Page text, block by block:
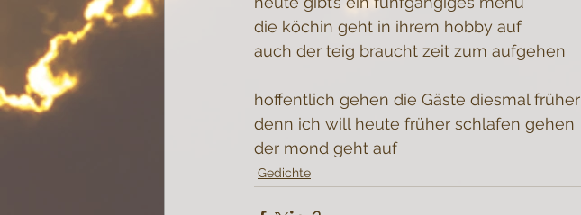
die köchin geht in ihrem hobby auf
auch der teig braucht zeit zum aufgehen
hoffentlich gehen die Gäste diesmal früher
denn ich will heute früher schlafen gehen
der mond geht auf
Gedichte